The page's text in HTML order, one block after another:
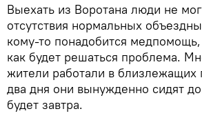
Выехать из Воротана люди не
отсутствия нормальных
кому-то понадобится медпомощь,
как будет решаться проблема.
жители работали в близлежащих
два дня они вынужденно сидят
будет завтра.